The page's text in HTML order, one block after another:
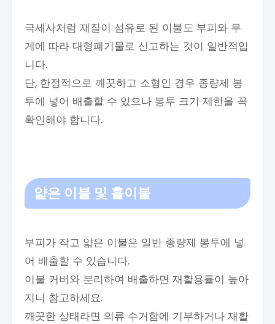
극세사처럼 재질이 섬유로 된 이불도 부피와 무
게에 따라 대형폐기물로 신고하는 것이 일반적입
니다.
단, 한정적으로 깨끗하고 소형인 경우 종량제 봉
투에 넣어 배출할 수 있으나 봉투 크기 제한을 꼭
확인해야 합니다.
얇은 이불 및 홑이불
부피가 작고 얇은 이불은 일반 종량제 봉투에 넣
어 배출할 수 있습니다.
이불 커버와 분리하여 배출하면 재활용률이 높아
지니 참고하세요.
깨끗한 상태라면 의류 수거함에 기부하거나 재활